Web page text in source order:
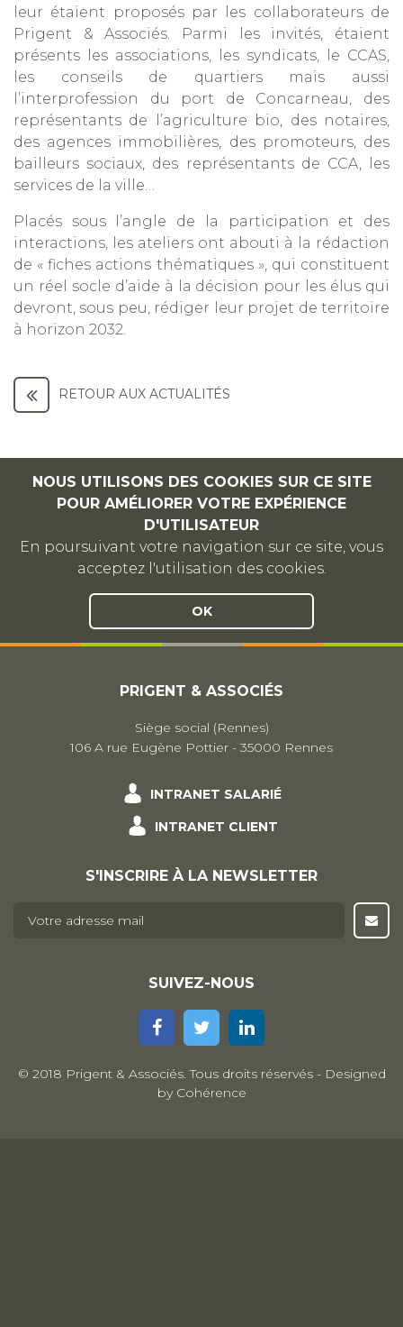
leur étaient proposés par les collaborateurs de
Prigent & Associés. Parmi les invités, étaient
présents les associations, les syndicats, le CCAS,
les conseils de quartiers mais aussi
l’interprofession du port de Concarneau, des
représentants de l’agriculture bio, des notaires,
des agences immobilières, des promoteurs, des
bailleurs sociaux, des représentants de CCA, les
services de la ville…
Placés sous l’angle de la participation et des
interactions, les ateliers ont abouti à la rédaction
de « fiches actions thématiques », qui constituent
un réel socle d’aide à la décision pour les élus qui
devront, sous peu, rédiger leur projet de territoire
à horizon 2032.
RETOUR AUX ACTUALITÉS
NOUS UTILISONS DES COOKIES SUR CE SITE
POUR AMÉLIORER VOTRE EXPÉRIENCE
D'UTILISATEUR
En poursuivant votre navigation sur ce site, vous
acceptez l'utilisation des cookies.
OK
PRIGENT & ASSOCIÉS
Siège social (Rennes)
106 A rue Eugène Pottier - 35000 Rennes
INTRANET SALARIÉ
INTRANET CLIENT
S'INSCRIRE À LA NEWSLETTER
SUIVEZ-NOUS
© 2018 Prigent & Associés. Tous droits réservés - Designed
by Cohérence